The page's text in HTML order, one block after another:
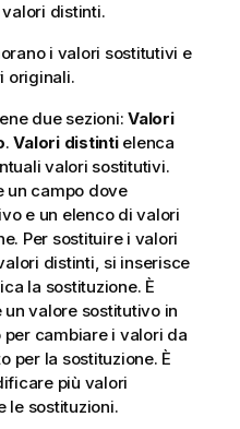
distinti.
i valori sostitutivi e
originali.
due sezioni: Valori
.Valori distintielenca
valori sostitutivi.
un campo dove
e un elenco di valori
Per sostituire i valori
distinti, si inserisce
la sostituzione. È
valore sostitutivo in
cambiare i valori da
per la sostituzione. È
più valori
le sostituzioni.